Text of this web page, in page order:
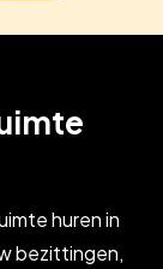
huren in
bezittingen,